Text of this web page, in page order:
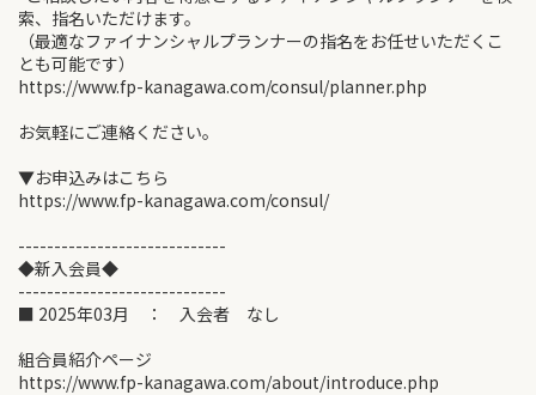
索、指名いただけます。
（最適なファイナンシャルプランナーの指名をお任せいただくこ
とも可能です）
https://www.fp-kanagawa.com/consul/planner.php
お気軽にご連絡ください。
▼お申込みはこちら
https://www.fp-kanagawa.com/consul/
-----------------------------
◆新入会員◆
-----------------------------
■ 2025年03月 ： 入会者 なし
組合員紹介ページ
https://www.fp-kanagawa.com/about/introduce.php